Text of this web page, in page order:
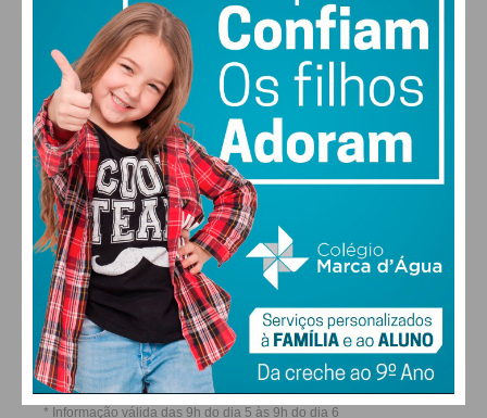
ALTERAR
FARMACIAS DE SERVIÇO EM PAÇOS DE
FERREIRA